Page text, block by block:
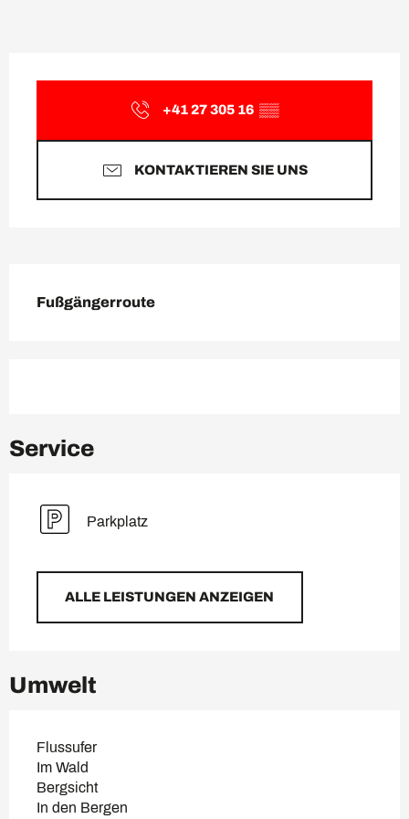
+41 27 305 16 ▒▒
KONTAKTIEREN SIE UNS
Fußgängerroute
Service
Parkplatz
ALLE LEISTUNGEN ANZEIGEN
Umwelt
Flussufer
Im Wald
Bergsicht
In den Bergen